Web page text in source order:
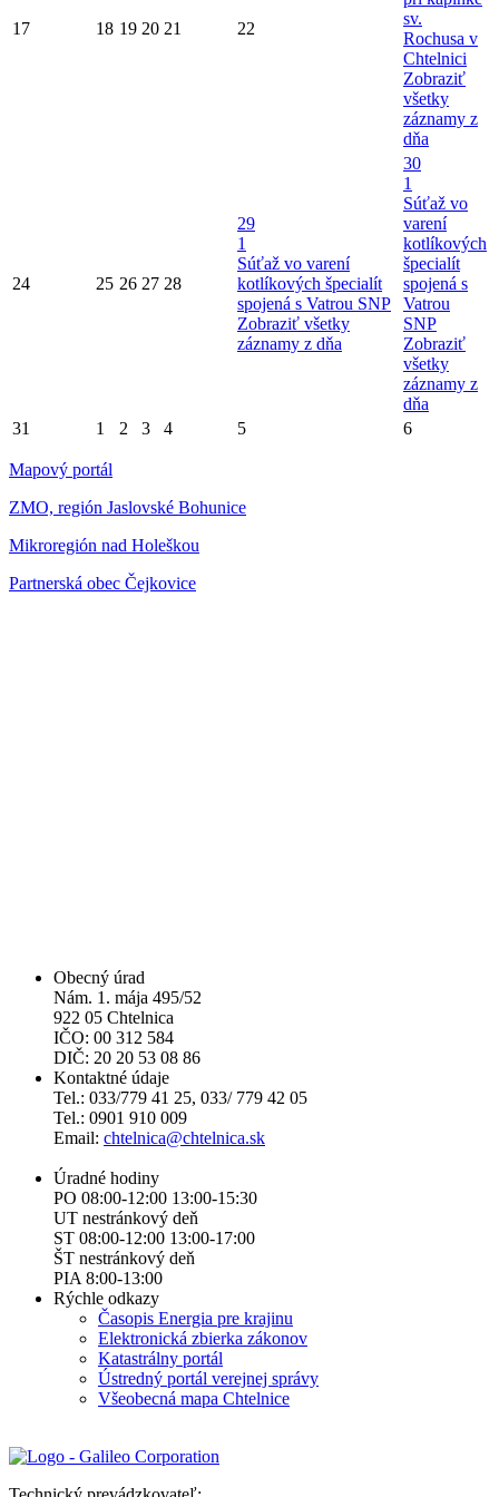
17 18 19 20 21 22
sv.
Rochusa v
Chtelnici
Zobraziť
všetky
záznamy z
dňa
24 25 26 27 28
29
1
Súťaž vo varení
kotlíkových špecialít
spojená s Vatrou SNP
Zobraziť všetky
záznamy z dňa
30
1
Súťaž vo
varení
kotlíkových
špecialít
spojená s
Vatrou
SNP
Zobraziť
všetky
záznamy z
dňa
31
1 2 3 4 5 6
Mapový portál
ZMO, región Jaslovské Bohunice
Mikroregión nad Holeškou
Partnerská obec Čejkovice
Obecný úrad
Nám. 1. mája 495/52
922 05 Chtelnica
IČO: 00 312 584
DIČ: 20 20 53 08 86
Kontaktné údaje
Tel.: 033/779 41 25, 033/ 779 42 05
Tel.: 0901 910 009
Email: chtelnica@chtelnica.sk
Úradné hodiny
PO 08:00-12:00 13:00-15:30
UT nestránkový deň
ST 08:00-12:00 13:00-17:00
ŠT nestránkový deň
PIA 8:00-13:00
Rýchle odkazy
Časopis Energia pre krajinu
Elektronická zbierka zákonov
Katastrálny portál
Ústredný portál verejnej správy
Všeobecná mapa Chtelnice